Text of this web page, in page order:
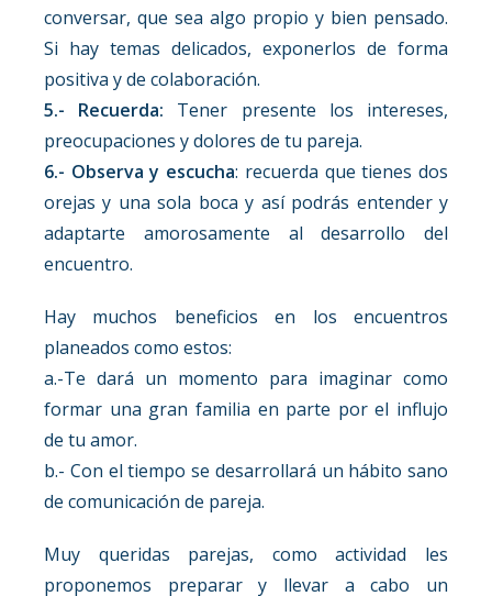
conversar, que sea algo propio y bien pensado.
Si hay temas delicados, exponerlos de forma
positiva y de colaboración.
5.- Recuerda: Tener presente los intereses,
preocupaciones y dolores de tu pareja.
6.- Observa y escucha: recuerda que tienes dos
orejas y una sola boca y así podrás entender y
adaptarte amorosamente al desarrollo del
encuentro.
Hay muchos beneficios en los encuentros
planeados como estos:
a.-Te dará un momento para imaginar como
formar una gran familia en parte por el influjo
de tu amor.
b.- Con el tiempo se desarrollará un hábito sano
de comunicación de pareja.
Muy queridas parejas, como actividad les
proponemos preparar y llevar a cabo un